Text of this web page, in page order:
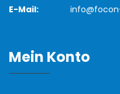
E-Mail:
Mein Konto